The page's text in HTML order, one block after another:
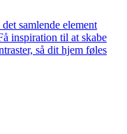
samlende element
inspiration til at skabe
så dit hjem føles